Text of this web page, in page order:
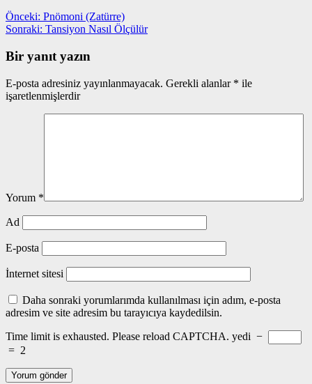
Yazı
gezinmesi
Önceki: Önceki
yazı:
Pnömoni (Zatürre)
Sonraki: Sonraki
Tansiyon Nasıl Ölçülür
Bir yanıt yazın
E-posta adresiniz yayınlanmayacak. Gerekli alanlar * ile
işaretlenmişlerdir
Yorum *
Ad
E-posta
İnternet sitesi
Daha sonraki yorumlarımda kullanılması için adım, e-posta
adresim ve site adresim bu tarayıcıya kaydedilsin.
Time limit is exhausted. Please reload CAPTCHA. yedi −
= 2